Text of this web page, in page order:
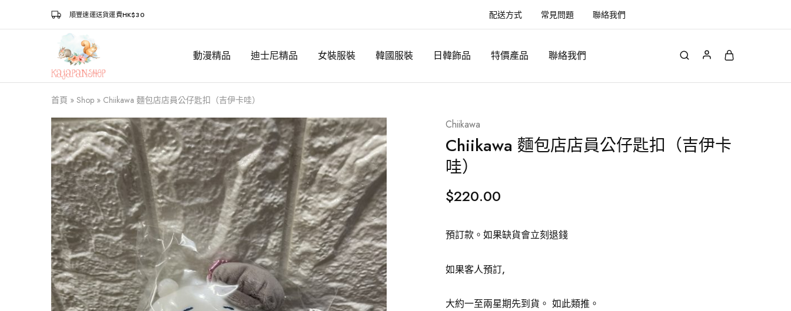
順豐速運送貨運費HK$30 配送方式 常見問題 聯絡我們
Kajapanshop
日
韓
百
貨
店
動漫精品 迪士尼精品 女裝服裝 韓國服裝 日韓飾品 特價產品 聯絡我們
首頁 » Shop » Chiikawa 麵包店店員公仔匙扣（吉伊卡哇）
Chiikawa
Chiikawa 麵包店店員公仔匙扣（吉伊卡
哇）
$220.00
預訂款。如果缺貨會立刻退錢
如果客人預訂,
大約一至兩星期先到貨。 如此類推。